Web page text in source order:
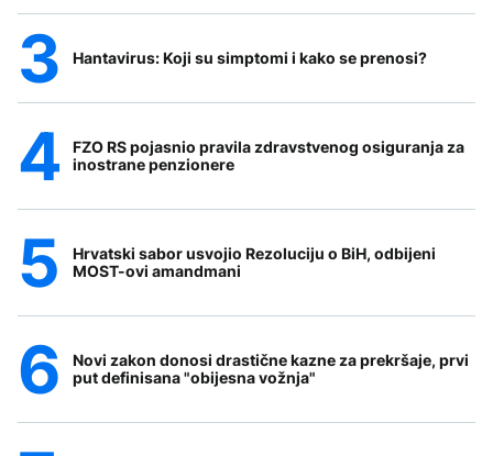
Hantavirus: Koji su simptomi i kako se prenosi?
FZO RS pojasnio pravila zdravstvenog osiguranja za
inostrane penzionere
Hrvatski sabor usvojio Rezoluciju o BiH, odbijeni
MOST-ovi amandmani
Novi zakon donosi drastične kazne za prekršaje, prvi
put definisana "obijesna vožnja"